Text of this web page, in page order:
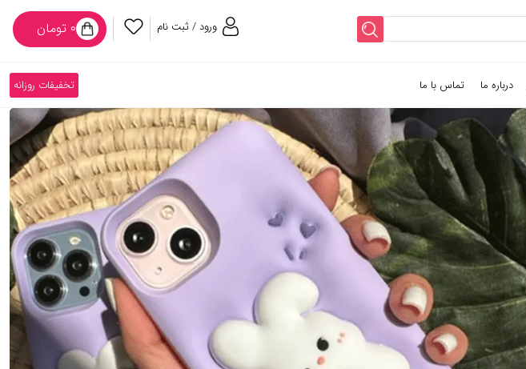
ورود / ثبت نام ۰ تومان
درباره ما تماس با ما تخفیفات روزانه